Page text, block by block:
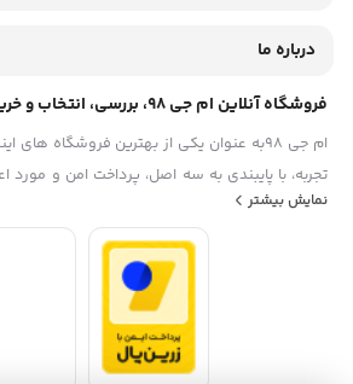
درباره ما
فروشگاه آنلاین ام جی 98، بررسی، انتخاب و خرید آنلاین
ام جی 98به عنوان یکی از بهترین فروشگاه
ساعته و تضمین اصل‌بودن کالا موفق شده تا
ایران، به یکی از بهترین فروشگاه اینترنتی ایران
سایت ام جی 98 با دنیایی از کالا رو به رو
ذهن شما خطور می‌کند در اینجا پیدا خواهید
نمایش بیشتر